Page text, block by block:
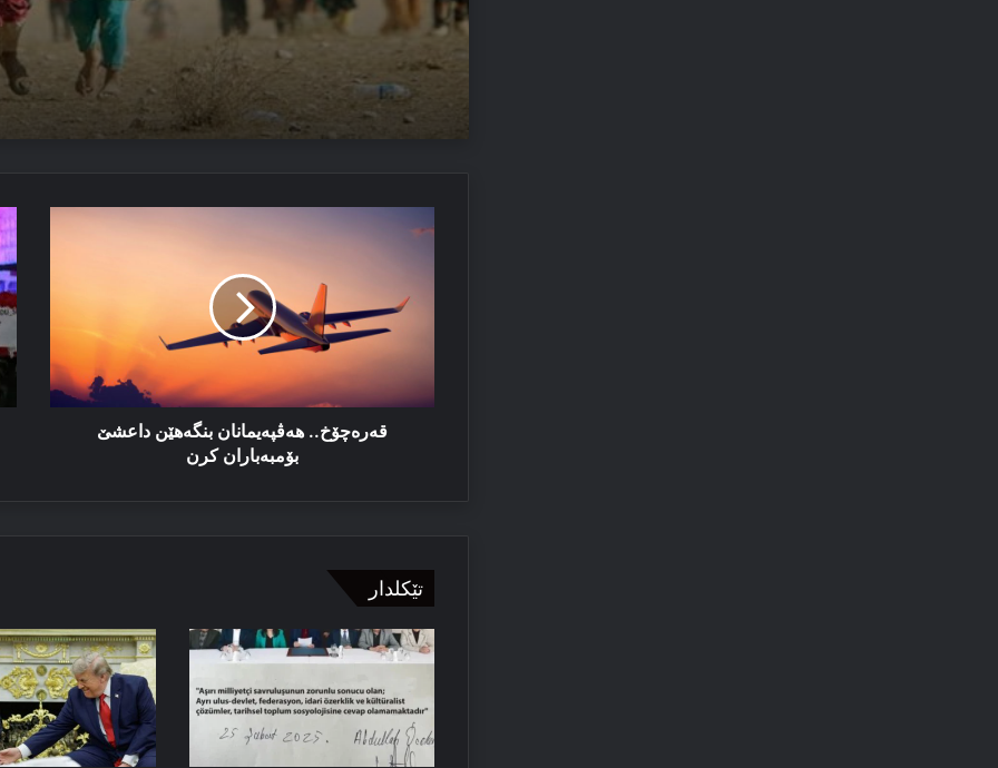
03/08/2026
پەیاما سەرۆک نێچیرڤان بارزانی د سالڤەگەرا
دوهی ل دیاربەکر و ئیرۆ ل بسمل
قەرەچۆخ..
ھەڤپەیمانان
بۆمبەباران
قەرەچۆخ.. ھەڤپەیمانان بنگەھێن داعشێ
بۆمبەباران کرن
ل
تێکلدار